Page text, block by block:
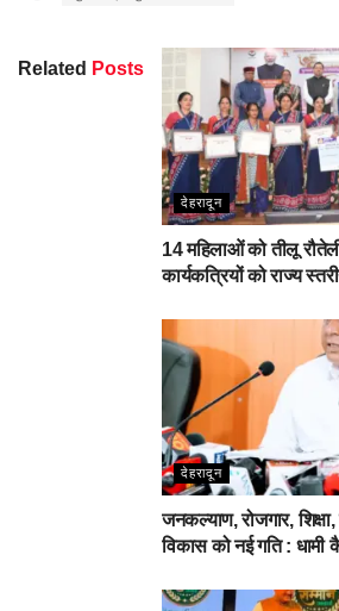
Related Posts
देहरादून
14 महिलाओं को तीलू
कार्यकत्रियों को राज्य
देहरादून
जनकल्याण, रोजगार,
विकास को नई गति :